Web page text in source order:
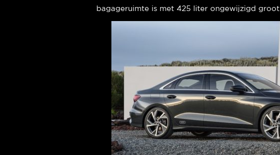
bagageruimte is met 425 liter ongewijzigd groot.